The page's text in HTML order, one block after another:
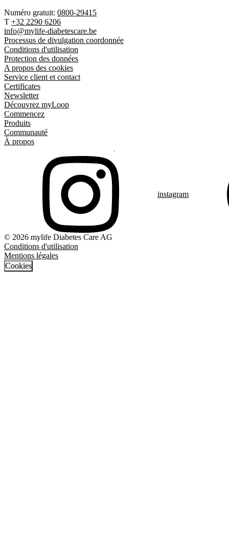
Numéro gratuit: 0800-29415
T +32 2290 6206
info@mylife-diabetescare.be
Processus de divulgation coordonnée
Conditions d'utilisation
Protection des données
A propos des cookies
Service client et contact
Certificates
Newsletter
Découvrez myLoop
Commencez
Produits
Communauté
À propos
instagram
© 2026 mylife Diabetes Care AG
Conditions d'utilisation
Mentions légales
Cookies